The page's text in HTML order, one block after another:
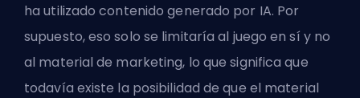
ha utilizado contenido generado por IA. Por
supuesto, eso solo se limitaría al juego en sí y no
al material de marketing, lo que significa que
todavía existe la posibilidad de que el material